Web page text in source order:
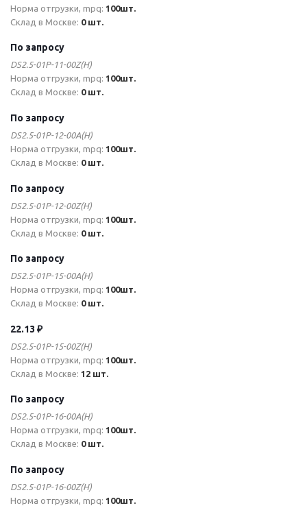
Норма отгрузки, mpq: 100шт.
Склад в Москве: 0 шт.
По запросу
DS2.5-01P-11-00Z(H)
Норма отгрузки, mpq: 100шт.
Склад в Москве: 0 шт.
По запросу
DS2.5-01P-12-00A(H)
Норма отгрузки, mpq: 100шт.
Склад в Москве: 0 шт.
По запросу
DS2.5-01P-12-00Z(H)
Норма отгрузки, mpq: 100шт.
Склад в Москве: 0 шт.
По запросу
DS2.5-01P-15-00A(H)
Норма отгрузки, mpq: 100шт.
Склад в Москве: 0 шт.
22.13 ₽
DS2.5-01P-15-00Z(H)
Норма отгрузки, mpq: 100шт.
Склад в Москве: 12 шт.
По запросу
DS2.5-01P-16-00A(H)
Норма отгрузки, mpq: 100шт.
Склад в Москве: 0 шт.
По запросу
DS2.5-01P-16-00Z(H)
Норма отгрузки, mpq: 100шт.